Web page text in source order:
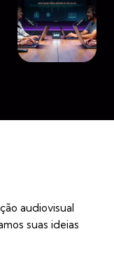
audiovisual
suas ideias